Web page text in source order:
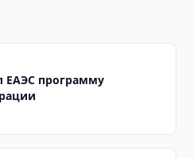
ЕАЭС программу